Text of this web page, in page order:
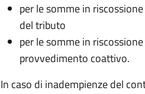
per le somme in
del tributo
per le somme in
provvedimento coattivo.
In caso di inadempienze del